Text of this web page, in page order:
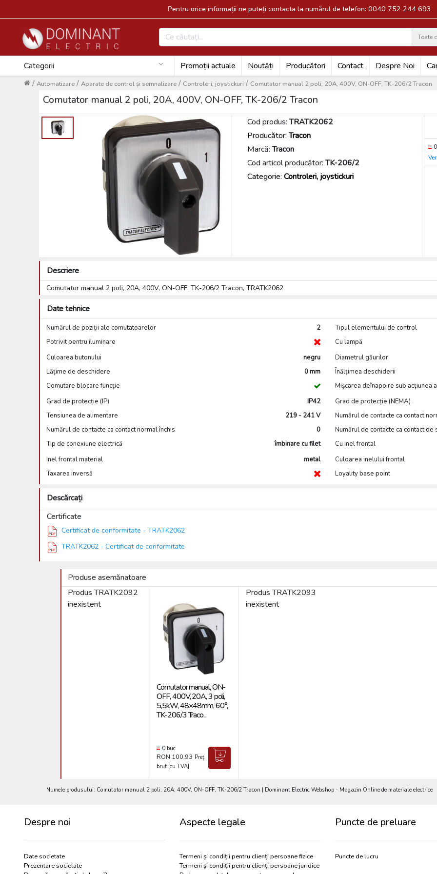
Pentru orice informații ne puteți contacta la numărul de telefon: 0040 752 244 693
Toate
Search
Categorii Promoții actuale Noutăți Producători Contact Despre Noi
Comutator manual 2 poli, 20A, 400V, ON-OFF, TK-206/2 Tracon
/
Controleri, joystickuri
/
Aparate de control și semnalizare
/
Automatizare
/
Comutator manual 2 poli, 20A, 400V, ON-OFF, TK-206/2 Tracon
Cod produs:TRATK2062
Producător:Tracon
Marcă:Tracon
Cod articol producător:TK-206/2
Categorie: Controleri, joystickuri
Descriere
Comutator manual 2 poli, 20A, 400V, ON-OFF, TK-206/2 Tracon, TRATK2062
Date tehnice
Numărul de poziții ale comutatoarelor 2 Tipul elementului de control
Potrivit pentru iluminare
Cu lampă
Culoarea butonului
negru Diametrul găurilor
Lățime de deschidere
0 mm Înălțimea deschiderii
Comutare blocare funcție
Mișcarea deînapoire sub acțiunea
Grad de protecție (IP)
IP42 Grad de protecție (NEMA)
Tensiunea de alimentare
219 - 241 V Numărul de contacte ca contact
Numărul de contacte ca contact normal închis
0 Numărul de contacte ca contact de
Tip de conexiune electrică
îmbinare cu filet
Cu inel frontal
Inel frontal material
metal Culoarea inelului frontal
Taxarea inversă
Loyality base point
Descărcați
Certificate
Certificat de conformitate - TRATK2062
TRATK2062 - Certificat de conformitate
Produse asemănatoare
Produs TRATK2092
inexistent
Comutator manual, ON-
OFF, 400V, 20A, 3 poli,
5,5kW, 48×48mm, 60°,
TK-206/3 Traco...
0 buc
RON 100.93 Preț
brut [cu TVA]
Produs TRATK2093
inexistent
Numele produsului: Comutator manual 2 poli, 20A, 400V, ON-OFF, TK-206/2 Tracon | Dominant Electric Webshop - Magazin Online de materiale electrice
Despre noi
Date societate
Prezentare societate
Aspecte legale
Termeni și condiții pentru clienți persoane fizice
Termeni și condiții pentru clienți persoane juridice
Puncte de preluare
Puncte de lucru